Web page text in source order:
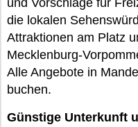
und Vorschläge für
die lokalen
Attraktionen am Platz
Mecklenburg-
Alle Angebote in
buchen.
Günstige Unterkunft